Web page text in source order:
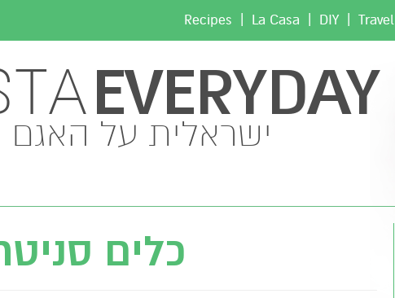
Travel
|
DIY
|
La Casa
|
Recipes
EVERYDAY
ישראלית על האגם
כלים